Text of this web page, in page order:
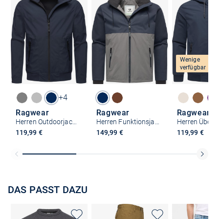
+4
Ragwear
Herren Outdoorjacke - Collwie
119,99 €
Ragwear
149,99 €
Wenige
verfügbar
Ragwear
119,99 €
DAS PASST DAZU